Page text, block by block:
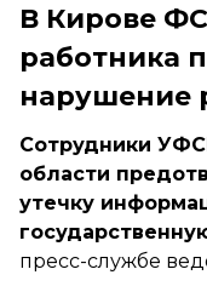
В Кирове
работника
нарушение
Сотрудники
области
утечку
пресс-службе